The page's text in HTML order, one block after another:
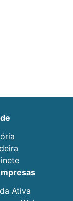
Ativa